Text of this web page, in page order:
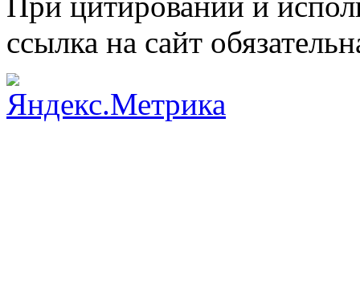
ссылка на сайт